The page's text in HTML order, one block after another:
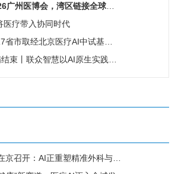
博会，湾区链接全球，创新驱动健康
医疗带入协同时代
基地！国家数据要素综合试验区医疗数据流通利用专题现场会召开
众智慧以AI原生实践赋能数智医院建设
开：AI正重塑精准外科与基层医疗